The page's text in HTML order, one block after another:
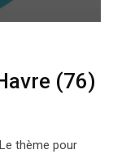
(76)
thème pour